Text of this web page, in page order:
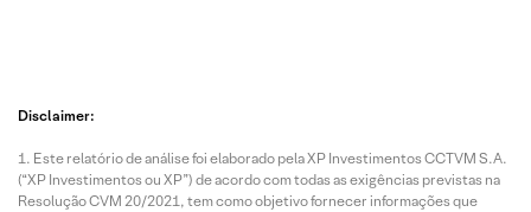
Disclaimer:
Este relatório de análise foi elaborado pela XP Investimentos CCTVM S.A.
(“XP Investimentos ou XP”) de acordo com todas as exigências previstas na
Resolução CVM 20/2021, tem como objetivo fornecer informações que